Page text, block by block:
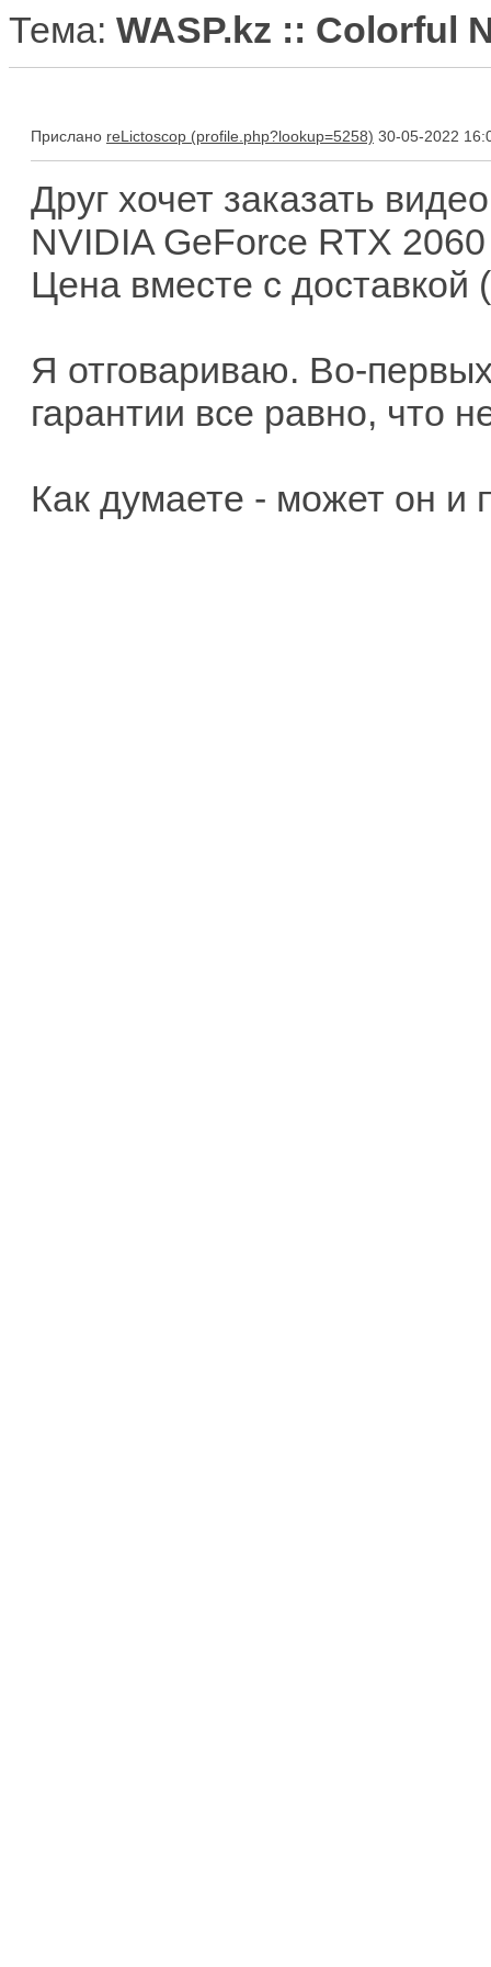
Тема: WASP.kz :: Colorful
Прислано reLictoscop 30-05-2022
Друг хочет заказать
NVIDIA GeForce RTX
Цена вместе с доставкой
Я отговариваю. Во-
гарантии все равно, что
Как думаете - может он и